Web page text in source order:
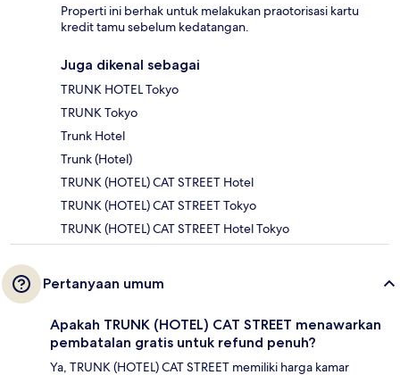
Properti ini berhak untuk melakukan praotorisasi kartu
kredit tamu sebelum kedatangan.
Juga dikenal sebagai
TRUNK HOTEL Tokyo
TRUNK Tokyo
Trunk Hotel
Trunk (Hotel)
TRUNK (HOTEL) CAT STREET Hotel
TRUNK (HOTEL) CAT STREET Tokyo
TRUNK (HOTEL) CAT STREET Hotel Tokyo
Pertanyaan umum
Apakah TRUNK (HOTEL) CAT STREET menawarkan
pembatalan gratis untuk refund penuh?
Ya, TRUNK (HOTEL) CAT STREET memiliki harga kamar